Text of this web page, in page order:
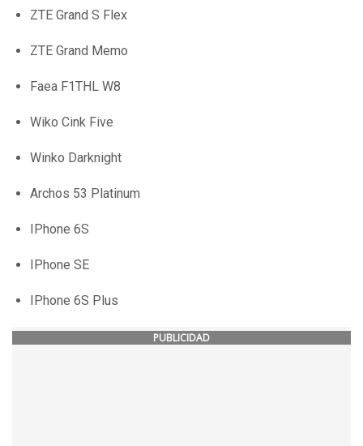
ZTE Grand S Flex
ZTE Grand Memo
Faea F1THL W8
Wiko Cink Five
Winko Darknight
Archos 53 Platinum
IPhone 6S
IPhone SE
IPhone 6S Plus
PUBLICIDAD